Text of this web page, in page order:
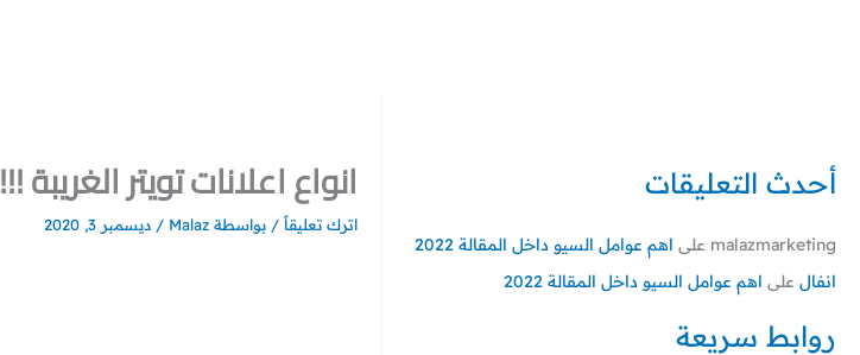
أحدث التعليقات
malazmarketing على اهم عوامل السيو داخل المقالة 2022
انفال على اهم عوامل السيو داخل المقالة 2022
روابط سريعة
انواع اعلانات تويتر الغريبة !!!
اترك تعليقاً / بواسطة Malaz
/ديسمبر 3, 2020